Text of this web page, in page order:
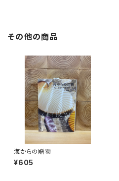
その他の商品
海からの贈物
¥605